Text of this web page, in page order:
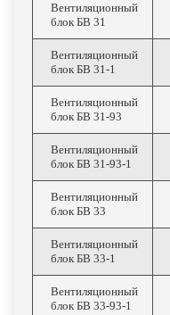
Вентиляционный
блок БВ 31
Вентиляционный
блок БВ 31-1
Вентиляционный
блок БВ 31-93
Вентиляционный
блок БВ 31-93-1
Вентиляционный
блок БВ 33
Вентиляционный
блок БВ 33-1
Вентиляционный
блок БВ 33-93-1